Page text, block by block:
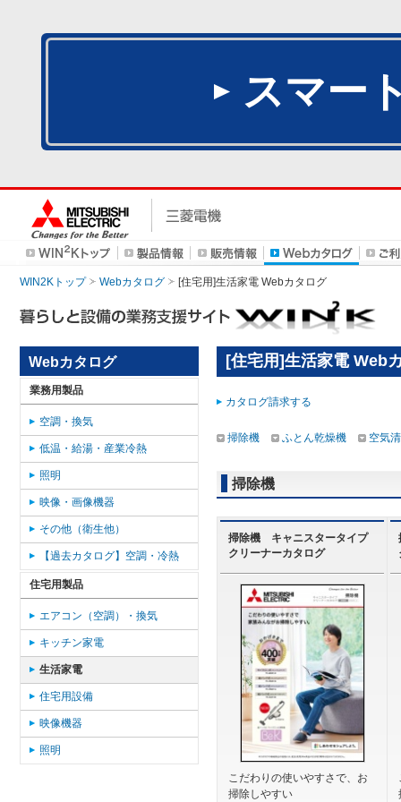
スマー
WIN2Kトップ Webカタログ [住宅用]生活家電 Webカタログ
[住宅用]生活家電 Web
カタログ請求する
掃除機 ふとん乾燥機 空気
掃除機
掃除機 キャニスタータイプ
クリーナーカタログ
こだわりの使いやすさで、お
掃除しやすい
Webカタログ
業務用製品
空調・換気
低温・給湯・産業冷熱
照明
映像・画像機器
その他（衛生他）
【過去カタログ】空調・冷熱
住宅用製品
エアコン（空調）・換気
キッチン家電
生活家電
住宅用設備
映像機器
照明